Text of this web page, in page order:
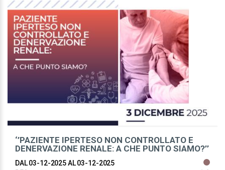
‘’PAZIENTE IPERTESO NON CONTROLLATO E
DENERVAZIONE RENALE: A CHE PUNTO SIAMO?’’
DAL 03-12-2025AL 03-12-2025